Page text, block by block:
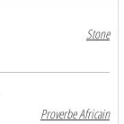
Stone
Proverbe Africain